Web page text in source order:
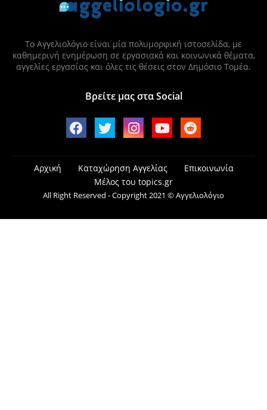
Το Αγγελιολόγιο είναι μία πολυμορφική ιστοσελίδα, με
καθημερινή ενημέρωση σε εργασιακά και κοινωνικά θέματα,
αγγελίες εργασίας και όλες τις θέσεις στον Δημόσιο Τομέα.
Βρείτε μας στα Social
Αρχική Καταχώρηση Αγγελίας
Επικοινωνία
Μέλος του topics.gr
All Right Reserved - Copyright 2021 © Αγγελιολόγιο